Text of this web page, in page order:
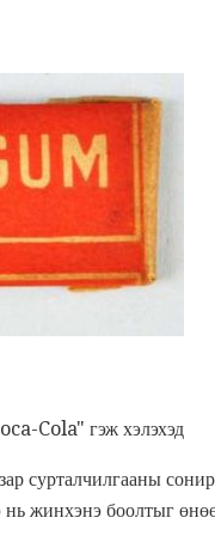
Cola" гэж хэлэхэд
сурталчилгааны
нь жинхэнэ боолтыг